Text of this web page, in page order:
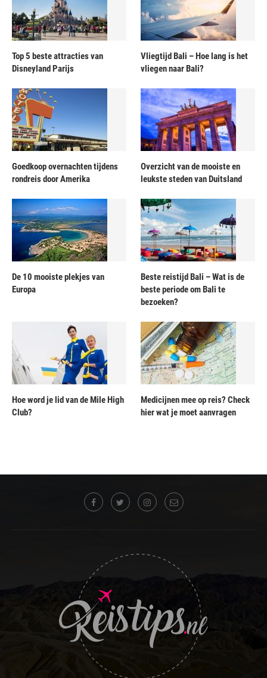
Top 5 beste attracties van
Disneyland Parijs
Vliegtijd Bali – Hoe lang is het
vliegen naar Bali?
Goedkoop overnachten tijdens
rondreis door Amerika
Overzicht van de mooiste en
leukste steden van Duitsland
De 10 mooiste plekjes van
Europa
Beste reistijd Bali – Wat is de
beste periode om Bali te
bezoeken?
Hoe word je lid van de Mile High
Club?
Medicijnen mee op reis? Check
hier wat je moet aanvragen